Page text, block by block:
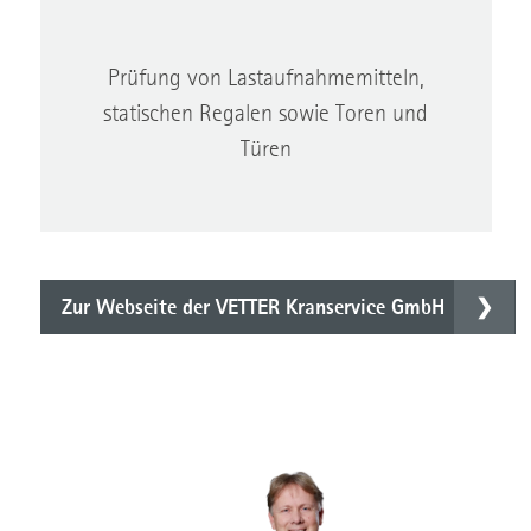
Prüfung von Lastaufnahmemitteln,
statischen Regalen sowie Toren und
Türen
Zur Webseite der VETTER Kranservice GmbH